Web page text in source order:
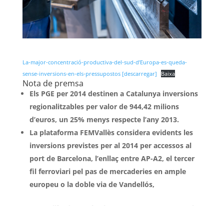
La-major-concentració-productiva-del-sud-d’Europa-es-queda-
sense-inversions-en-els-pressupostos [descarregar]
Baixa
Nota de premsa
Els PGE per 2014 destinen a Catalunya inversions
regionalitzables per valor de 944,42 milions
d’euros, un 25% menys respecte l’any 2013.
La plataforma FEMVallès considera evidents les
inversions previstes per al 2014 per accessos al
port de Barcelona, l’enllaç entre AP-A2, el tercer
fil ferroviari pel pas de mercaderies en ample
europeu o la doble via de Vandellós,